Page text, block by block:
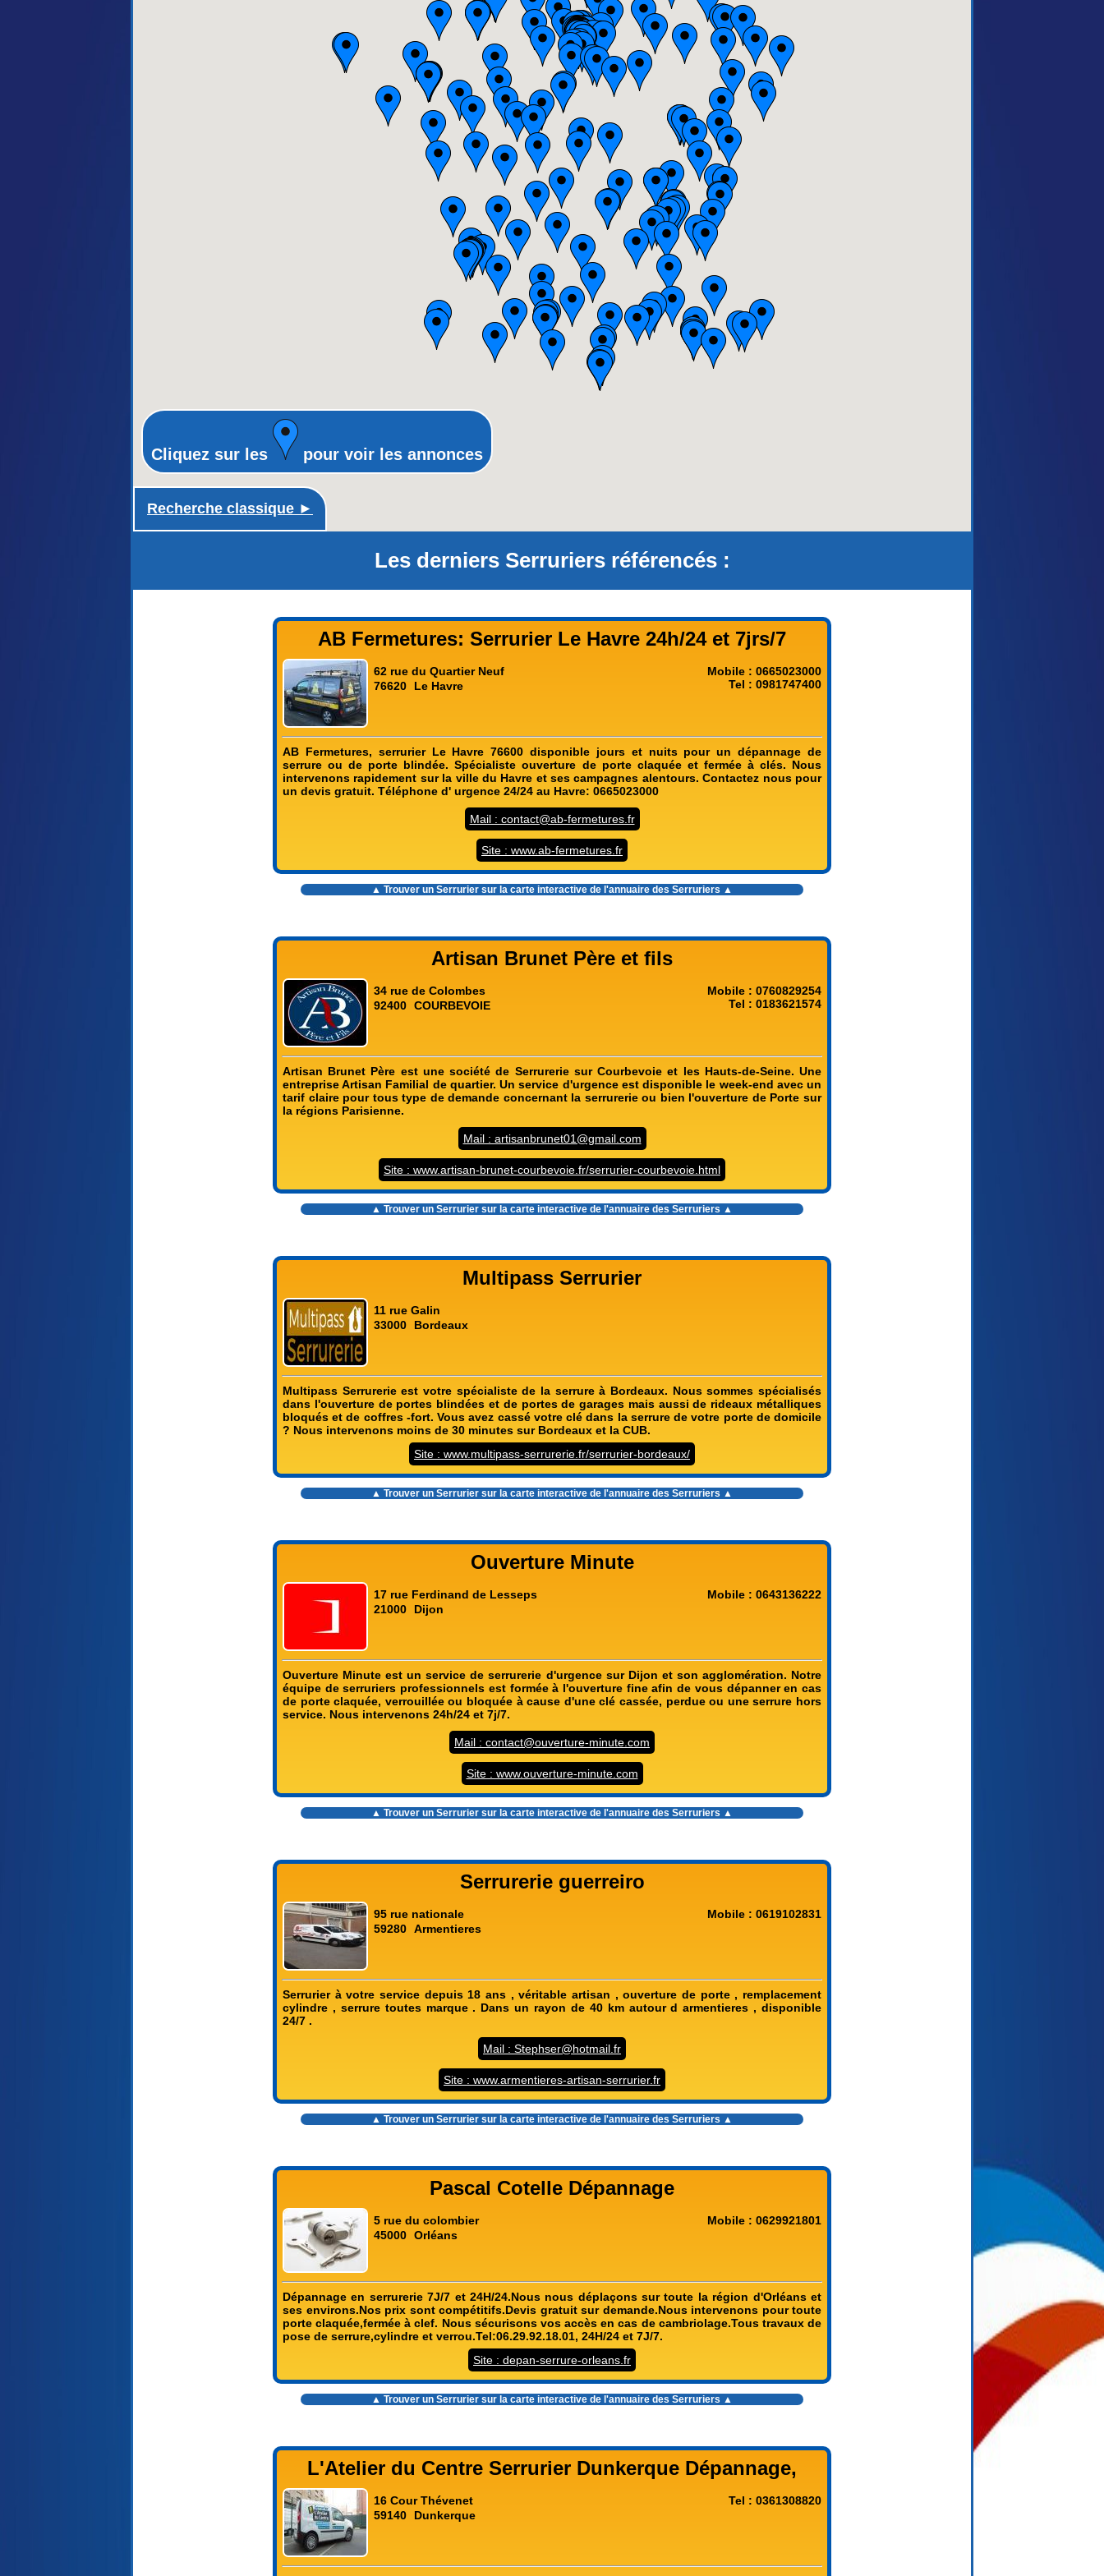
Bourgogne
Bretagne
Centre
Champagne-Ardenne
Franche-Comté
Haute-Normandie
Ile-de-France
Languedoc-Roussillon
Limousin
Lorraine
Midi-Pyrénées
Nord-Pas-de-Calais
Pays-de-la-Loire
Picardie
Poitou-Charentes
Provence-Alpes-Côte-d'Azur(paca)
Recherche classique ►
Cliquez sur les pour voir les annonces
Les derniers Serruriers référencés :
AB Fermetures: Serrurier Le Havre 24h/24 et 7jrs/7
62 rue du Quartier Neuf
76620
Le Havre
Mobile : 0665023000
Tel : 0981747400
AB Fermetures, serrurier Le Havre 76600 disponible jours et nuits pour un dépannage de
serrure ou de porte blindée. Spécialiste ouverture de porte claquée et fermée à clés. Nous
intervenons rapidement sur la ville du Havre et ses campagnes alentours. Contactez nous pour
un devis gratuit. Téléphone d' urgence 24/24 au Havre: 0665023000
Mail : contact@ab-fermetures.fr
Site : www.ab-fermetures.fr
▲ Trouver un Serrurier sur la carte interactive de l'annuaire des Serruriers ▲
Artisan Brunet Père et fils
34 rue de Colombes
92400 COURBEVOIE
Mobile : 0760829254
Tel : 0183621574
Artisan Brunet Père est une société de Serrurerie sur Courbevoie et les Hauts-de-Seine. Une
entreprise Artisan Familial de quartier. Un service d'urgence est disponible le week-end avec un
tarif claire pour tous type de demande concernant la serrurerie ou bien l'ouverture de Porte sur
la régions Parisienne.
Mail : artisanbrunet01@gmail.com
Site : www.artisan-brunet-courbevoie.fr/serrurier-courbevoie.html
▲ Trouver un Serrurier sur la carte interactive de l'annuaire des Serruriers ▲
Multipass Serrurier
11 rue Galin
33000
Bordeaux
Multipass Serrurerie est votre spécialiste de la serrure à Bordeaux. Nous sommes spécialisés
dans l'ouverture de portes blindées et de portes de garages mais aussi de rideaux métalliques
bloqués et de coffres -fort. Vous avez cassé votre clé dans la serrure de votre porte de domicile
? Nous intervenons moins de 30 minutes sur Bordeaux et la CUB.
Site : www.multipass-serrurerie.fr/serrurier-bordeaux/
▲ Trouver un Serrurier sur la carte interactive de l'annuaire des Serruriers ▲
Ouverture Minute
17 rue Ferdinand de Lesseps
21000
Dijon
Mobile : 0643136222
Ouverture Minute est un service de serrurerie d'urgence sur Dijon et son agglomération. Notre
équipe de serruriers professionnels est formée à l'ouverture fine afin de vous dépanner en cas
de porte claquée, verrouillée ou bloquée à cause d'une clé cassée, perdue ou une serrure hors
service. Nous intervenons 24h/24 et 7j/7.
Mail : contact@ouverture-minute.com
Site : www.ouverture-minute.com
▲ Trouver un Serrurier sur la carte interactive de l'annuaire des Serruriers ▲
Serrurerie guerreiro
95 rue nationale
59280 Armentieres
Mobile : 0619102831
Serrurier à votre service depuis 18 ans , véritable artisan , ouverture de porte , remplacement
cylindre , serrure toutes marque . Dans un rayon de 40 km autour d armentieres , disponible
24/7 .
Mail : Stephser@hotmail.fr
Site : www.armentieres-artisan-serrurier.fr
▲ Trouver un Serrurier sur la carte interactive de l'annuaire des Serruriers ▲
Pascal Cotelle Dépannage
5 rue du colombier
45000 Orléans
Mobile : 0629921801
Dépannage en serrurerie 7J/7 et 24H/24.Nous nous déplaçons sur toute la région d'Orléans et
ses environs.Nos prix sont compétitifs.Devis gratuit sur demande.Nous intervenons pour toute
porte claquée,fermée à clef. Nous sécurisons vos accès en cas de cambriolage.Tous travaux de
pose de serrure,cylindre et verrou.Tel:06.29.92.18.01, 24H/24 et 7J/7.
Site : depan-serrure-orleans.fr
▲ Trouver un Serrurier sur la carte interactive de l'annuaire des Serruriers ▲
L'Atelier du Centre Serrurier Dunkerque Dépannage,
16 Cour Thévenet
59140
Dunkerque
Tel : 0361308820